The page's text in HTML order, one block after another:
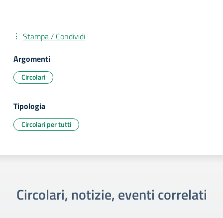
Stampa / Condividi
Argomenti
Circolari
Tipologia
Circolari per tutti
Circolari, notizie, eventi correlati